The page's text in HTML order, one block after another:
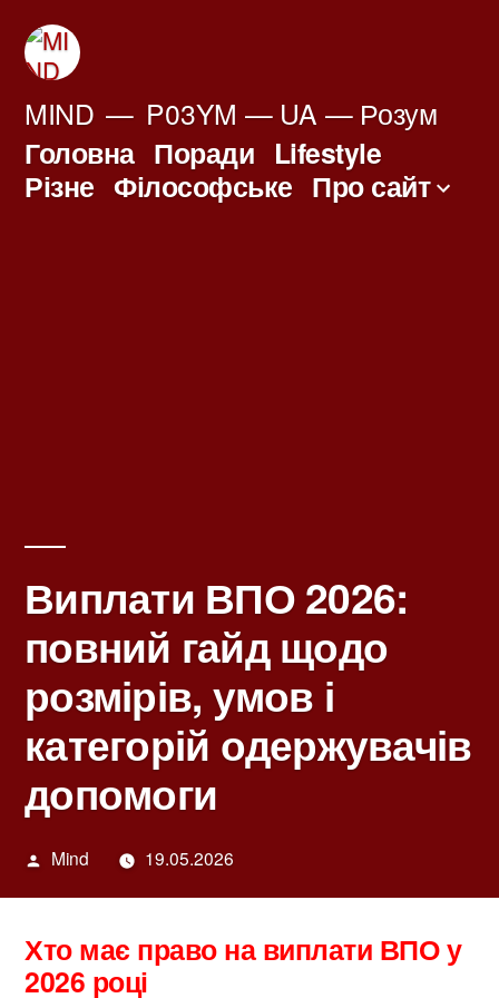
Перейти
до
вмісту
MIND P03YM — UA — Розум
Головна Поради Lifestyle
Різне Філософське Про сайт
Виплати ВПО 2026:
повний гайд щодо
розмірів, умов і
категорій одержувачів
допомоги
Написано
Mind 19.05.2026
Хто має право на виплати ВПО у
2026 році